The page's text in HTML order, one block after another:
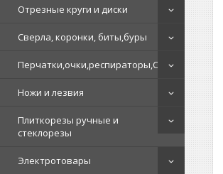
Отрезные круги и диски
Сверла, коронки, биты,буры
Перчатки,очки,респираторы,СИЗ
Ножи и лезвия
Плиткорезы ручные и
стеклорезы
Электротовары